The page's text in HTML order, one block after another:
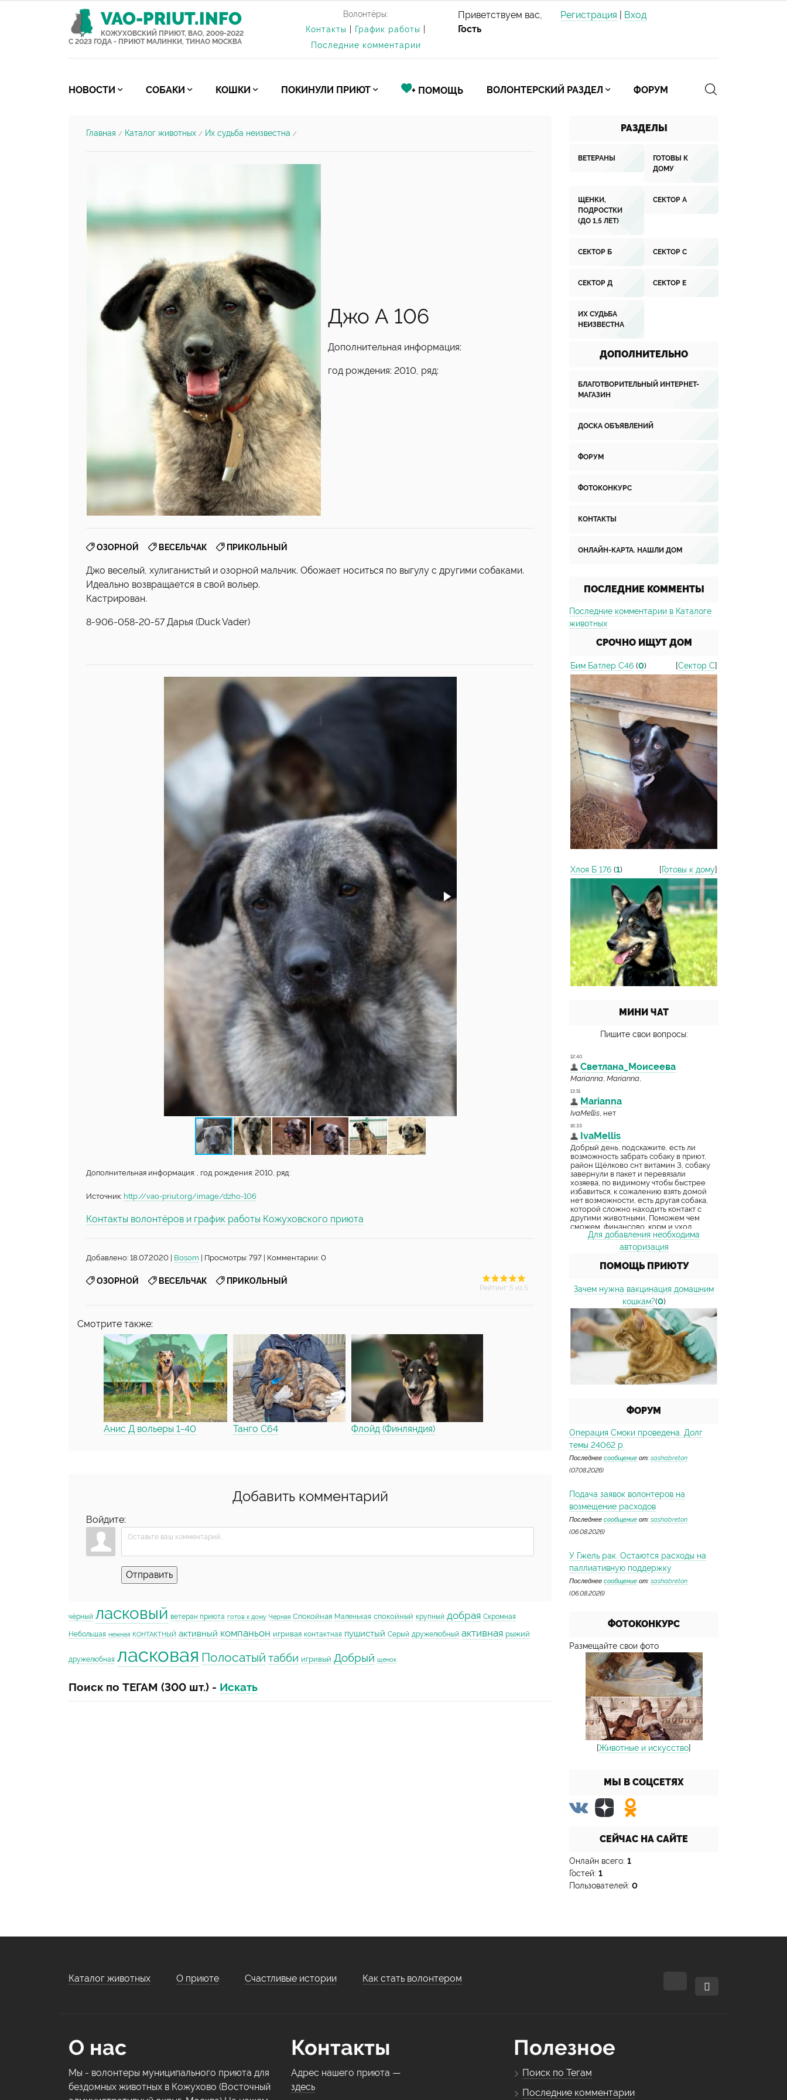
VAO-PRIUT.INFO
КОЖУХОВСКИЙ ПРИЮТ, ВАО, 2009-2022
С 2023 ГОДА - ПРИЮТ МАЛИНКИ, ТИНАО МОСКВА
Волонтёры:
Контакты
График работы
Последние комментарии
Приветствуем вас,
Гость
Регистрация Вход
НОВОСТИ СОБАКИ КОШКИ ПОКИНУЛИ ПРИЮТ + ПОМОЩЬ ВОЛОНТЕРСКИЙ РАЗДЕЛ ФОРУМ
Главная / Каталог животных / Их судьба неизвестна /
Джо А 106
Дополнительная информация:
год рождения: 2010, ряд:
ОЗОРНОЙ ВЕСЕЛЬЧАК ПРИКОЛЬНЫЙ
Джо веселый, хулиганистый и озорной мальчик. Обожает носиться по выгулу с другими собаками.
Идеально возвращается в свой вольер.
Кастрирован.
8-906-058-20-57 Дарья (Duck Vader)
Дополнительная информация: , год рождения: 2010, ряд:
Источник: http://vao-priut.org/image/dzho-106
Контакты волонтёров и график работы Кожуховского приюта
Добавлено: 18.07.2020 | Bosom | Просмотры: 797 | Комментарии: 0
ОЗОРНОЙ ВЕСЕЛЬЧАК ПРИКОЛЬНЫЙ
Рейтинг 5 из 5
Смотрите также:
Анис Д вольеры 1-40 Танго С64 Флойд (Финляндия)
Добавить комментарий
Войдите:
Отправить
чёрный ласковый ветеран приюта готов к дому Черная Спокойная Маленькая спокойный крупный добрая Скромная
Небольшая нежная КОНТАКТНЫЙ активный компаньон игривая контактная пушистый Серый дружелюбный активная рыжий
дружелюбная ласковая Полосатый табби игривый Добрый щенок
Поиск по ТЕГАМ (300 шт.) - Искать
РАЗДЕЛЫ
ВЕТЕРАНЫ
ГОТОВЫ К
ДОМУ
ЩЕНКИ,
ПОДРОСТКИ
(ДО 1,5 ЛЕТ)
СЕКТОР А
СЕКТОР Б СЕКТОР С
СЕКТОР Д СЕКТОР Е
ИХ СУДЬБА
НЕИЗВЕСТНА
ДОПОЛНИТЕЛЬНО
БЛАГОТВОРИТЕЛЬНЫЙ ИНТЕРНЕТ-
МАГАЗИН
ДОСКА ОБЪЯВЛЕНИЙ
ФОРУМ
ФОТОКОНКУРС
КОНТАКТЫ
ОНЛАЙН-КАРТА. НАШЛИ ДОМ
ПОСЛЕДНИЕ КОММЕНТЫ
Последние комментарии в Каталоге
животных
СРОЧНО ИЩУТ ДОМ
Бим Батлер C46 (0) [Сектор С]
Хлоя Б 176 (1) [Готовы к дому]
МИНИ ЧАТ
Пишите свои вопросы:
Для добавления необходима
авторизация
ПОМОЩЬ ПРИЮТУ
Зачем нужна вакцинация домашним
кошкам?(0)
ФОРУМ
Операция Смоки проведена. Долг
темы 24062 р.
Последнее сообщение от: sashabreton
(07.08.2026)
Подача заявок волонтеров на
возмещение расходов
Последнее сообщение от: sashabreton
(06.08.2026)
У Гжель рак. Остаются расходы на
паллиативную поддержку
Последнее сообщение от: sashabreton
(06.08.2026)
ФОТОКОНКУРС
Размещайте свои фото
[Животные и искусство]
МЫ В СОЦСЕТЯХ
СЕЙЧАС НА САЙТЕ
Онлайн всего: 1
Гостей: 1
Пользователей: 0
Каталог животных О приюте Счастливые истории Как стать волонтером
О нас
Мы - волонтеры муниципального приюта для
бездомных животных в Кожухово (Восточный
Контакты
Адрес нашего приюта —
здесь
Полезное
Поиск по Тегам
Последние комментарии